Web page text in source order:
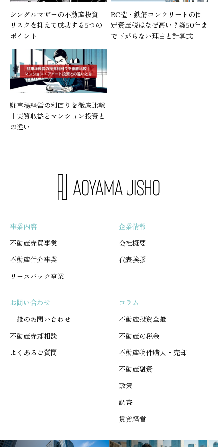
シングルマザーの不動産投資｜
リスクを抑えて成功する5つの
ポイント
RC造・鉄筋コンクリートの固
定資産税はなぜ高い？築50年ま
で下がらない理由と計算式
駐車場経営の利回りを徹底比較
｜実質収益とマンション投資と
の違い
事業内容
不動産売買事業
不動産仲介事業
リースバック事業
企業情報
会社概要
代表挨拶
お問い合わせ
一般のお問い合わせ
不動産売却相談
よくあるご質問
コラム
不動産投資全般
不動産の税金
不動産物件購入・売却
不動産融資
政策
調査
賃貸経営